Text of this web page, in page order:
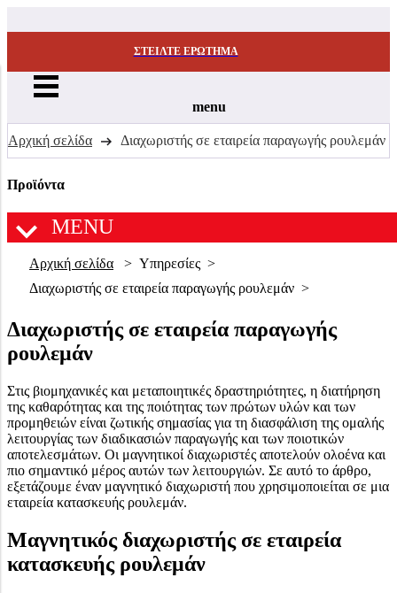
ΣΤΕΊΛΤΕ ΕΡΏΤΗΜΑ
menu
Αρχική σελίδα Διαχωριστής σε εταιρεία παραγωγής ρουλεμάν
Προϊόντα
MENU
Αρχική σελίδα
Υπηρεσίες
Διαχωριστής σε εταιρεία παραγωγής ρουλεμάν
Διαχωριστής σε εταιρεία παραγωγής
ρουλεμάν
Στις βιομηχανικές και μεταποιητικές δραστηριότητες, η διατήρηση
της καθαρότητας και της ποιότητας των πρώτων υλών και των
προμηθειών είναι ζωτικής σημασίας για τη διασφάλιση της ομαλής
λειτουργίας των διαδικασιών παραγωγής και των ποιοτικών
αποτελεσμάτων. Οι μαγνητικοί διαχωριστές αποτελούν ολοένα και
πιο σημαντικό μέρος αυτών των λειτουργιών. Σε αυτό το άρθρο,
εξετάζουμε έναν μαγνητικό διαχωριστή που χρησιμοποιείται σε μια
εταιρεία κατασκευής ρουλεμάν.
Μαγνητικός διαχωριστής σε εταιρεία
κατασκευής ρουλεμάν